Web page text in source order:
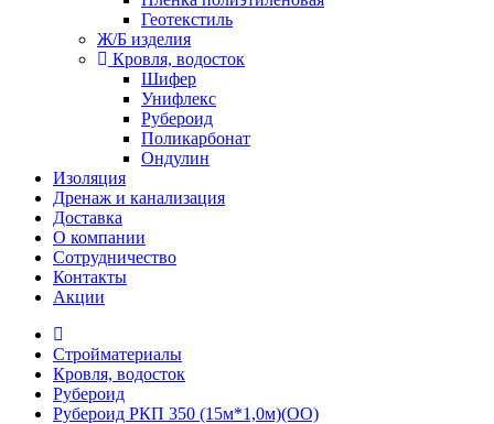
Геотекстиль
Ж/Б изделия
Кровля, водосток
Шифер
Унифлекс
Рубероид
Поликарбонат
Ондулин
Изоляция
Дренаж и канализация
Доставка
О компании
Cотрудничество
Контакты
Акции
Стройматериалы
Кровля, водосток
Рубероид
Рубероид РКП 350 (15м*1,0м)(ОО)